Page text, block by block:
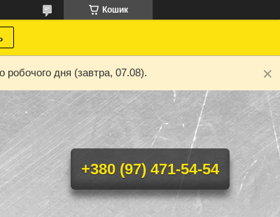
Кошик
робочого дня (завтра, 07.08).
+380 (97) 471-54-54